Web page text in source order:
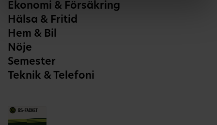
Ekonomi & Försäkring
Hälsa & Fritid
Hem & Bil
Nöje
Semester
Teknik & Telefoni